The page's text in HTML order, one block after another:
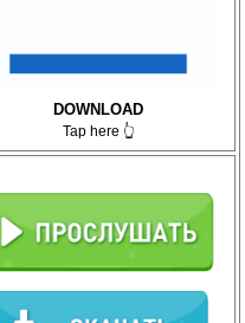
DOWNLOAD
Tap here 👆